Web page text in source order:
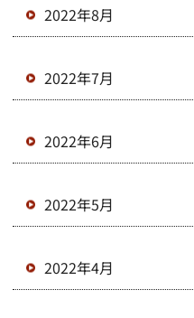
2022年8月
2022年7月
2022年6月
2022年5月
2022年4月